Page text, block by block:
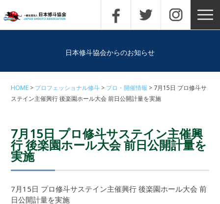
日本修斗協会からのお知らせ
HOME プロフェッショナル修斗 プロ・開催情報
7月15日 プロ修斗サ
ステイン主催興行 後楽園ホール大会 前日公開計量を実施
7月15日 プロ修斗サステイン主催興
行 後楽園ホール大会 前日公開計量を
実施
7月15日 プロ修斗サステイン主催興行 後楽園ホール大会 前
日公開計量を実施